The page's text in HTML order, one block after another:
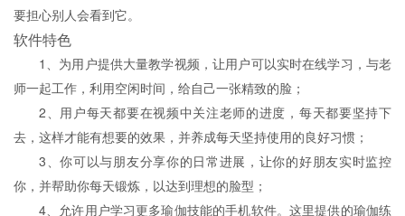
要担心别人会看到它。
软件特色
1、为用户提供大量教学视频，让用户可以实时在线学习，与老
师一起工作，利用空闲时间，给自己一张精致的脸；
2、用户每天都要在视频中关注老师的进度，每天都要坚持下
去，这样才能有想要的效果，并养成每天坚持使用的良好习惯；
3、你可以与朋友分享你的日常进展，让你的好朋友实时监控
你，并帮助你每天锻炼，以达到理想的脸型；
4、允许用户学习更多瑜伽技能的手机软件。这里提供的瑜伽练